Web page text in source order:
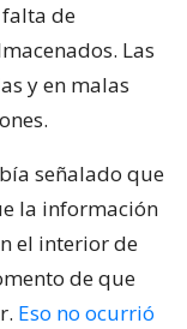
de
Las
y en malas
señalado que
la información
el interior de
de que
Eso no ocurrió